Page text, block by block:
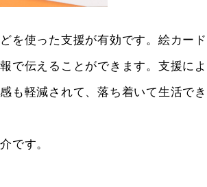
を使った支援が有効です。絵カード
で伝えることができます。支援によ
も軽減されて、落ち着いて生活でき
です。